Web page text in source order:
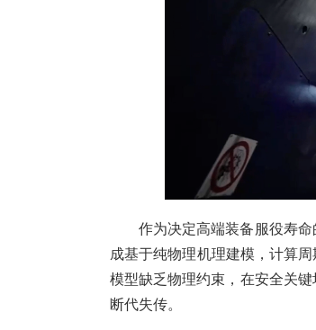
作为决定高端装备服役寿
成基于纯物理机理建模，计算
模型缺乏物理约束，在安全关
断代失传。